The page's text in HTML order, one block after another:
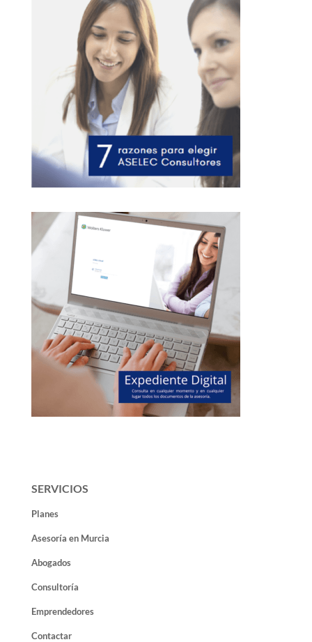
SERVICIOS
Planes
Asesoría en Murcia
Abogados
Consultoría
Emprendedores
Contactar